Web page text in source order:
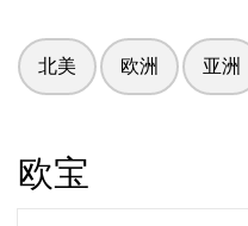
北美 欧洲 亚洲
欧宝